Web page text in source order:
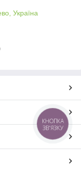
Україна
КНОПКА
ЗВ'ЯЗКУ